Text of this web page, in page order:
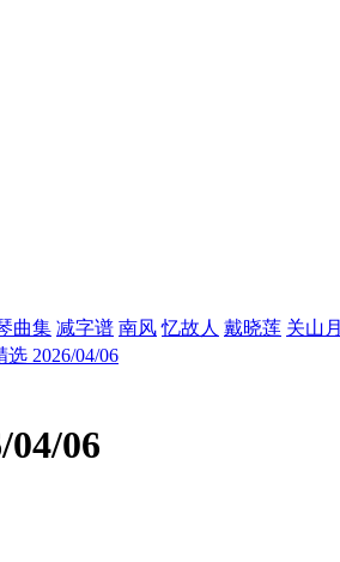
曲集 减字谱 南风 忆故人 戴晓莲 关山月
2026/04/06
06